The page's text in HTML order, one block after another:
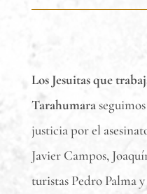
Los Jesuitas que
Tarahumara
justicia por el
Javier Campos,
turistas Pedro Palma